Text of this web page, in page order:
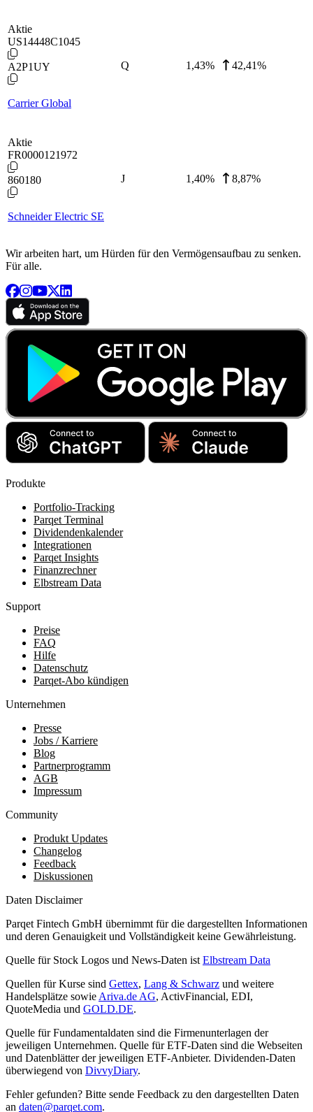
Aktie
US14448C1045
A2P1UY
Carrier Global
Q 1,43% 42,41%
Aktie
FR0000121972
860180
Schneider Electric SE
J 1,40% 8,87%
Wir arbeiten hart, um Hürden für den Vermögensaufbau zu senken.
Für alle.
Produkte
Portfolio-Tracking
Parqet Terminal
Dividendenkalender
Integrationen
Parqet Insights
Finanzrechner
Elbstream Data
Support
Preise
FAQ
Hilfe
Datenschutz
Parqet-Abo kündigen
Unternehmen
Presse
Jobs / Karriere
Blog
Partnerprogramm
AGB
Impressum
Community
Produkt Updates
Changelog
Feedback
Diskussionen
Daten Disclaimer
Parqet Fintech GmbH übernimmt für die dargestellten Informationen
und deren Genauigkeit und Vollständigkeit keine Gewährleistung.
Quelle für Stock Logos und News-Daten ist Elbstream Data
Quellen für Kurse sind Gettex, Lang & Schwarz und weitere
Handelsplätze sowie Ariva.de AG, ActivFinancial, EDI,
QuoteMedia und GOLD.DE.
Quelle für Fundamentaldaten sind die Firmenunterlagen der
jeweiligen Unternehmen. Quelle für ETF-Daten sind die Webseiten
und Datenblätter der jeweiligen ETF-Anbieter. Dividenden-Daten
überwiegend von DivvyDiary.
Fehler gefunden? Bitte sende Feedback zu den dargestellten Daten
an daten@parqet.com.